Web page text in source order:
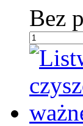
Bez